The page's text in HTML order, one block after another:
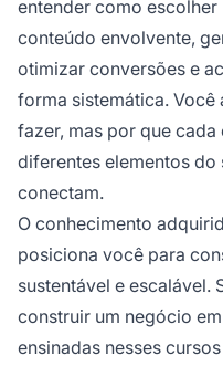
entender como
conteúdo envolvente,
otimizar conversões e
forma sistemática. Você
fazer, mas por que
diferentes elementos
conectam.
O conhecimento
posiciona você para
sustentável e escalável.
construir um negócio
ensinadas nesses